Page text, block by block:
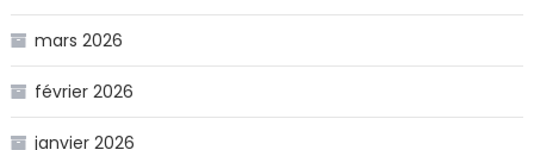
mars 2026
février 2026
janvier 2026